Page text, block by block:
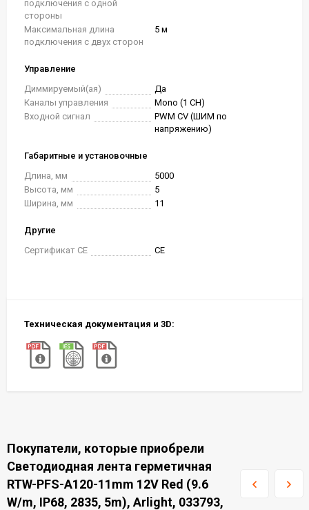
подключения с одной
стороны
Максимальная длина
подключения с двух сторон
5 м
Управление
Диммируемый(ая)
Да
Каналы управления
Mono (1 CH)
Входной сигнал
PWM СV (ШИМ по
напряжению)
Габаритные и установочные
Длина, мм
5000
Высота, мм
5
Ширина, мм
11
Другие
Сертификат CE
CE
Техническая документация и 3D:
Покупатели, которые приобрели
Светодиодная лента герметичная
RTW-PFS-A120-11mm 12V Red (9.6
W/m, IP68, 2835, 5m), Arlight, 033793,